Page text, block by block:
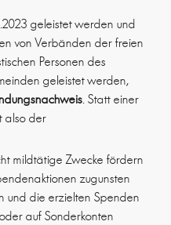
geleistet werden und
von Verbänden der freien
Personen des
geleistet werden,
. Statt einer
also der
mildtätige Zwecke fördern
zugunsten
und die erzielten Spenden
auf Sonderkonten